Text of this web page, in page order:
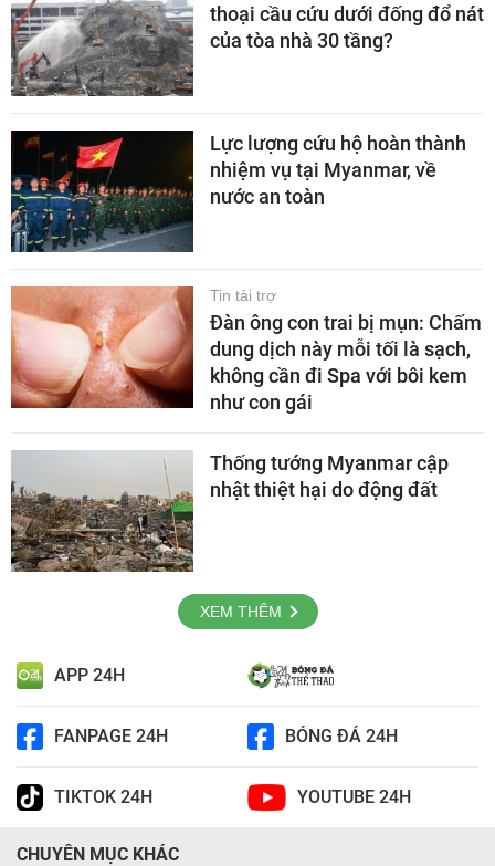
thoại cầu cứu dưới đống đổ nát
của tòa nhà 30 tầng?
Lực lượng cứu hộ hoàn thành
nhiệm vụ tại Myanmar, về
nước an toàn
Tin tài trợ
Đàn ông con trai bị mụn: Chấm
dung dịch này mỗi tối là sạch,
không cần đi Spa với bôi kem
như con gái
Thống tướng Myanmar cập
nhật thiệt hại do động đất
XEM THÊM
APP 24H
FANPAGE 24H BÓNG ĐÁ 24H
TIKTOK 24H YOUTUBE 24H
CHUYÊN MỤC KHÁC